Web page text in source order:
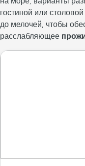
гостиной или
до мелочей, чтобы
расслабляющее